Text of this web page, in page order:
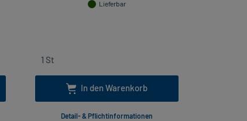
Lieferbar
In den Warenkorb
Detail- & Pflichtinformationen